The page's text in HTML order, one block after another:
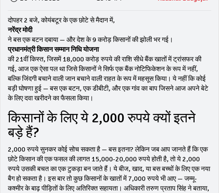
दोपहर 2 बजे, कोयंबटूर के एक छोटे से मैदान में,
नरेंद्र मोदी
ने बस एक बटन दबाया — और देश के 9 करोड़ किसानों की झोली भर गई।
प्रधानमंत्री किसान सम्मान निधि योजना
की 21वीं किस्त, जिसमें 18,000 करोड़ रुपये की राशि सीधे बैंक खातों में ट्रांसफर की
गई, आज एक ऐसा पल था जिसे किसानों ने सिर्फ एक बैंक नोटिफिकेशन के रूप में नहीं,
बल्कि जिंदगी बचाने वाली जान बचाने वाली राहत के रूप में महसूस किया। ये नहीं कि कोई
बड़ी घोषणा हुई — बस एक बटन, एक डीबीटी, और एक गांव का बाप जिसने आज अपने बेटे
के लिए दवा खरीदने का फैसला किया।
किसानों के लिए ये 2,000 रुपये क्यों इतने
बड़े हैं?
2,000 रुपये सुनकर कोई सोच सकता है — बस इतना? लेकिन जब आप जानते हैं कि एक
छोटे किसान की एक फसल की लागत 15,000-20,000 रुपये होती है, तो ये 2,000
रुपये उसकी बचत का एक टुकड़ा बन जाते हैं। ये बीज, खाद, या बस बच्चों के लिए एक नया
बैग हो सकता है। इस बार तो कुछ किसानों के खातों में 7,000 रुपये भी आए — जम्मू-
कश्मीर के बाढ़ पीड़ितों के लिए अतिरिक्त सहायता। अधिकारी तरुण प्रताप सिंह ने बताया,